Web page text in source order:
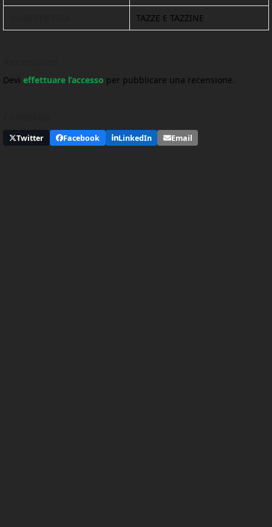
TAZZE E TAZZINE
Devi effettuare l’accesso per pubblicare una recensione.
Twitter Facebook LinkedIn Email